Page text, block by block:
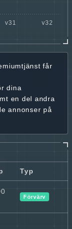
får
dina
en del andra
annonser på
Typ
Förvärv